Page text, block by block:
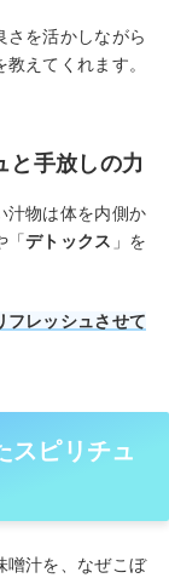
さを活かしながら
教えてくれます。
と手放しの力
汁物は体を内側か
「デトックス 」を
フレッシュさせて
スピリチュ
噌汁を、なぜこぼ